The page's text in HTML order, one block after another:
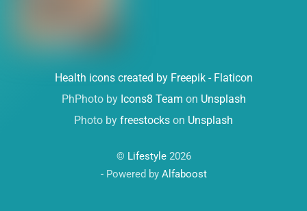
Health icons created by Freepik - Flaticon
PhPhoto by Icons8 Team on Unsplash
Photo by freestocks on Unsplash
© Lifestyle2026
- Powered by Alfaboost